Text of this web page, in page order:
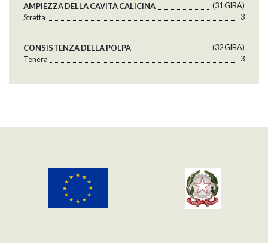
AMPIEZZA DELLA CAVITÀ CALICINA
(31 GlBA)
Stretta
3
CONSISTENZA DELLA POLPA
(32 GlBA)
Tenera
3